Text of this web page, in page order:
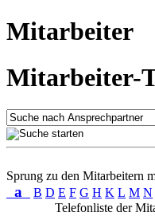
Mitarbeiter
Mitarbeiter-
Sprung zu den Mitarbeitern
a B D E F G H K L M N
Telefonliste der